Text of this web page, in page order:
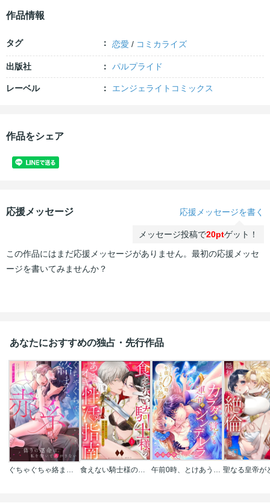
作品情報
タグ 恋愛 / コミカライズ
出版社 パルプライド
レーベル エンジェライトコミックス
作品をシェア
応援メッセージ 応援メッセージを書く
メッセージ投稿で20ptゲット！
この作品にはまだ応援メッセージがありません。最初の応援メッセ
ージを書いてみませんか？
あなたにおすすめの独占・先行作品
ぐちゃぐちゃ絡まる、赤い糸～偽りの運命は、私を抱いて逃がさない 食えない騎士様のあまイキ性活指南 君の悦いところ､僕が全部教えてあげる(分冊版) 午前0時、とけあう熱～カラダが覚えてる運命のシンデレラ